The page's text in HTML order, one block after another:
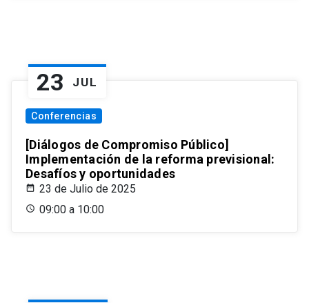
23 JUL
Conferencias
[Diálogos de Compromiso Público]
Implementación de la reforma previsional:
Desafíos y oportunidades
23 de Julio de 2025
09:00 a 10:00